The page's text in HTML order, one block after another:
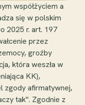
współżyciem a
się w polskim
2025 r. art. 197
przez
groźby
która weszła w
KK),
zgody afirmatywnej,
tak". Zgodnie z